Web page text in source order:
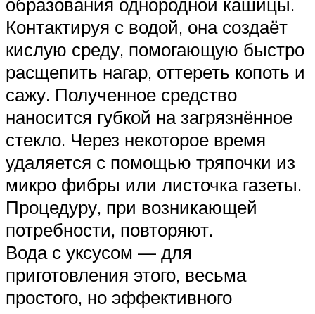
Контактируя с водой, она создаёт
кислую среду, помогающую быстро
расщепить нагар, оттереть копоть и
сажу. Полученное средство
наносится губкой на загрязнённое
стекло. Через некоторое время
удаляется с помощью тряпочки из
микро фибры или листочка газеты.
Процедуру, при возникающей
потребности, повторяют.
Вода с уксусом — для
приготовления этого, весьма
простого, но эффективного